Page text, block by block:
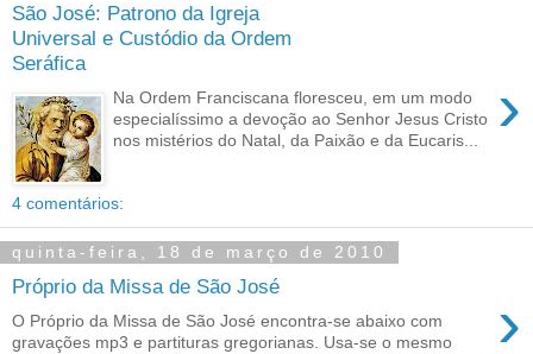
São José: Patrono da Igreja
Universal e Custódio da Ordem
Seráfica
›
Na Ordem Franciscana floresceu, em um modo
especialíssimo a devoção ao Senhor Jesus Cristo
nos mistérios do Natal, da Paixão e da Eucaris...
4 comentários:
quinta-feira, 18 de março de 2010
Próprio da Missa de São José ›
O Próprio da Missa de São José encontra-se abaixo com
gravações mp3 e partituras gregorianas. Usa-se o mesmo